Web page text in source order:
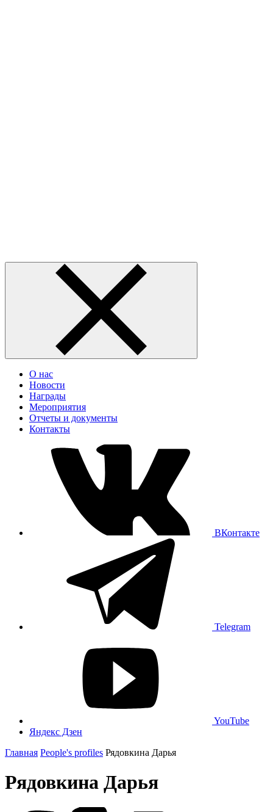
О нас
Новости
Награды
Мероприятия
Отчеты и документы
Контакты
ВКонтакте
Telegram
YouTube
Яндекс Дзен
Главная People's profiles Рядовкина Дарья
Рядовкина Дарья